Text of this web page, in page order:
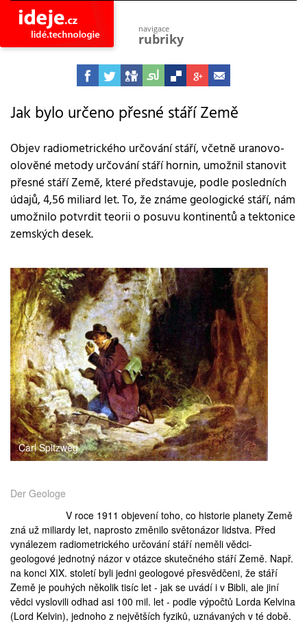
navigace
rubriky
astro
vesmír
projekty
společnost
objevy
vynálezy
planeta
tajemství
firmy
zdraví
medicína
Jak bylo určeno přesné stáří Země
Objev radiometrického určování stáří, včetně uranovo-
olověné metody určování stáří hornin, umožnil stanovit
přesné stáří Země, které představuje, podle posledních
údajů, 4,56 miliard let. To, že známe geologické stáří, nám
umožnilo potvrdit teorii o posuvu kontinentů a tektonice
zemských desek.
Carl Spitzweg
Der Geologe
V roce 1911 objevení toho, co historie planety Země
zná už miliardy let, naprosto změnilo světonázor lidstva. Před
vynálezem radiometrického určování stáří neměli vědci-
geologové jednotný názor v otázce skutečného stáří Země. Např.
na konci XIX. století byli jedni geologové přesvědčeni, že stáří
Země je pouhých několik tisíc let - jak se uvádí i v Bibli, ale jiní
vědci vyslovili odhad asi 100 mil. let - podle výpočtů Lorda Kelvina
(Lord Kelvin), jednoho z největších fyziků, uznávaných v té době.